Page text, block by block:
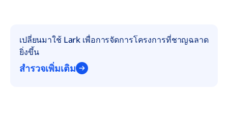
เปลี่ยนมาใช้ Lark เพื่อการจัดการโครงการที่ชาญฉลาด
ยิ่งขึ้น
สำรวจเพิ่มเติม